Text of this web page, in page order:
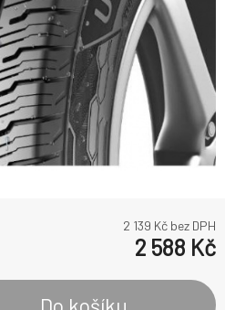
2 139 Kč bez DPH
2 588 Kč